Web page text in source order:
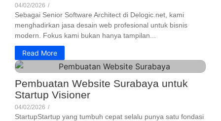
04/02/2026 /
Sebagai Senior Software Architect di Delogic.net, kami
menghadirkan jasa desain web profesional untuk bisnis
modern. Fokus kami bukan hanya tampilan...
Read More
Pembuatan Website Surabaya untuk
Startup Visioner
04/02/2026 /
StartupStartup yang tumbuh cepat selalu punya satu fondasi